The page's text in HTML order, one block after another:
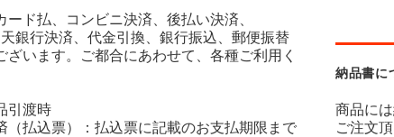
ード払、コンビニ決済、後払い決済、
銀行決済、代金引換、銀行振込、郵便振替
ざいます。ご都合にあわせて、各種ご利用く
引渡時
（払込票）：払込票に記載のお支払期限まで
納品書に
商品に
ご注文